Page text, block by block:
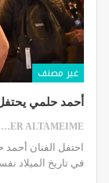
غير مصنف
أحمد حلمي
SAMER ALTAMEIME
احتفل الفنان أحمد
في تاريخ الميلاد نفسه الموافق